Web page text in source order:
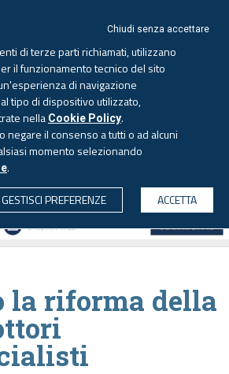
2026 - Aggiornato alle 6.00
la riforma della
Chiudi senza accettare
di terze parti richiamati, utilizzano
il funzionamento tecnico del sito
di navigazione
tipo di dispositivo utilizzato,
nella Cookie Policy.
negare il consenso a tutti o ad alcuni
momento selezionando
.
GESTISCI PREFERENZE
ACCETTA